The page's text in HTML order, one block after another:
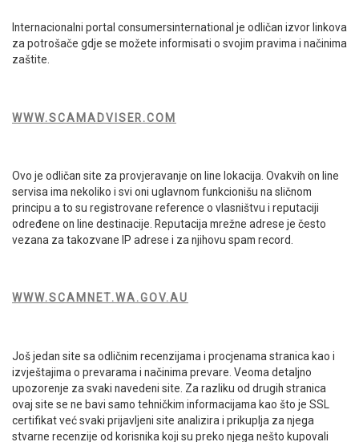
Internacionalni portal consumersinternational je odličan izvor linkova
za potrošače gdje se možete informisati o svojim pravima i načinima
zaštite.
WWW.SCAMADVISER.COM
Ovo je odličan site za provjeravanje on line lokacija. Ovakvih on line
servisa ima nekoliko i svi oni uglavnom funkcionišu na sličnom
principu a to su registrovane reference o vlasništvu i reputaciji
određene on line destinacije. Reputacija mrežne adrese je često
vezana za takozvane IP adrese i za njihovu spam record.
WWW.SCAMNET.WA.GOV.AU
Još jedan site sa odličnim recenzijama i procjenama stranica kao i
izvještajima o prevarama i načinima prevare. Veoma detaljno
upozorenje za svaki navedeni site. Za razliku od drugih stranica
ovaj site se ne bavi samo tehničkim informacijama kao što je SSL
certifikat već svaki prijavljeni site analizira i prikuplja za njega
stvarne recenzije od korisnika koji su preko njega nešto kupovali